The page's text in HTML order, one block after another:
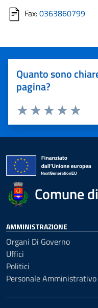
Fax:0363860799
Quanto sono
pagina?
Valuta
Valuta 4
Valuta 3 stelle
Valuta 2 stelle su 5
Valuta 1 stelle su 5
Comune
AMMINISTRAZIONE
Organi Di Governo
Uffici
Politici
Personale Amministrativo